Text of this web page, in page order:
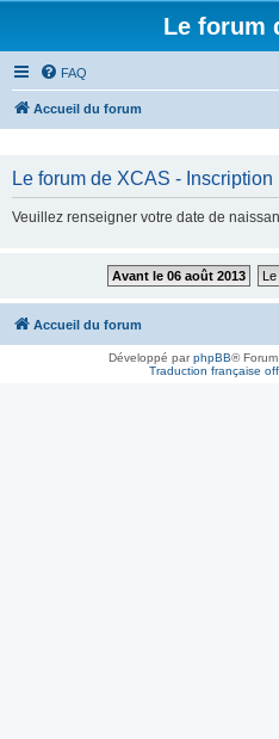
Le forum
FAQ
Accueil du forum
Le forum de XCAS - Inscription
Veuillez renseigner votre date de
Avant le 06 août 2013
Accueil du forum
Développé parphpBB®
Traduction française